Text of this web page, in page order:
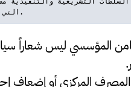
التي تُضعف فعالية السياسة النقدية وتفاقم الضغط على العملة الوطنية.
المؤسسي ليس شعاراً
المركزي أو إضعاف